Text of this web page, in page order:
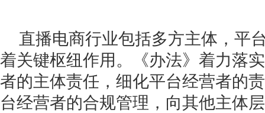
直播电商行业包括多方主体，平
着关键枢纽作用。《办法》着力落
者的主体责任，细化平台经营者的
台经营者的合规管理，向其他主体